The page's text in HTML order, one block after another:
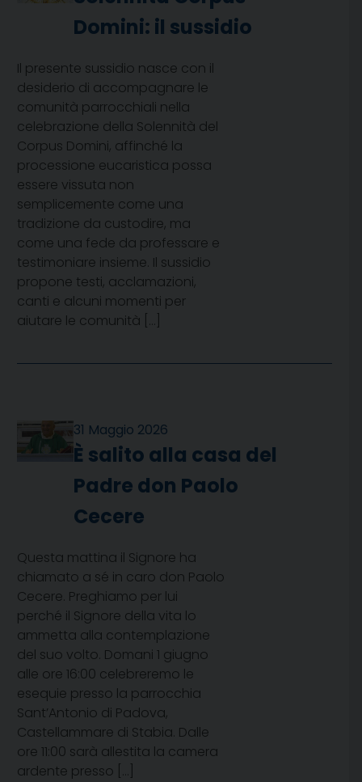
Domini: il sussidio
Il presente sussidio nasce con il
desiderio di accompagnare le
comunità parrocchiali nella
celebrazione della Solennità del
Corpus Domini, affinché la
processione eucaristica possa
essere vissuta non
semplicemente come una
tradizione da custodire, ma
come una fede da professare e
testimoniare insieme. Il sussidio
propone testi, acclamazioni,
canti e alcuni momenti per
aiutare le comunità […]
31 Maggio 2026
È salito alla casa del
Padre don Paolo
Cecere
Questa mattina il Signore ha
chiamato a sé in caro don Paolo
Cecere. Preghiamo per lui
perché il Signore della vita lo
ammetta alla contemplazione
del suo volto. Domani 1 giugno
alle ore 16:00 celebreremo le
esequie presso la parrocchia
Sant’Antonio di Padova,
Castellammare di Stabia. Dalle
ore 11:00 sarà allestita la camera
ardente presso […]